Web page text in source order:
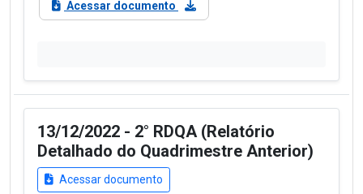
Acessar documento
13/12/2022 - 2° RDQA (Relatório
Detalhado do Quadrimestre Anterior)
Acessar documento